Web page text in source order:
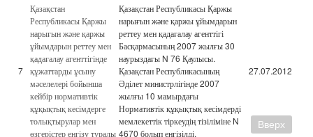
7
Қазақстан
Республикасы Қаржы
нарығын және қаржы
ұйымдарын реттеу мен
қадағалау агенттігінде
құжаттарды ұсыну
мәселелері бойынша
кейбір нормативтік
құқықтық кесімдерге
толықтырулар мен
өзгерістер енгізу туралы
Қазақстан Республикасы Қаржы
нарығын және қаржы ұйымдарын
реттеу мен қадағалау агенттігі
Басқармасының 2007 жылғы 30
наурыздағы N 76 Қаулысы.
Қазақстан Республикасының
Әділет министрлігінде 2007
жылғы 10 мамырдағы
Нормативтік құқықтық кесімдерді
мемлекеттік тіркеудің тізіліміне N
4670 болып енгізілді.
27.07.2012
Вверх